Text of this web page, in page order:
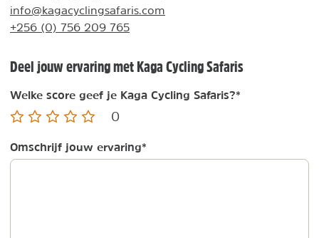
info@kagacyclingsafaris.com
+256 (0) 756 209 765
Deel jouw ervaring met Kaga Cycling Safaris
Welke score geef je Kaga Cycling Safaris?*
0
Omschrijf jouw ervaring*